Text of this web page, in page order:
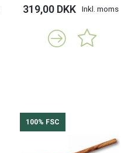
319,00 DKK Inkl. moms
100% FSC